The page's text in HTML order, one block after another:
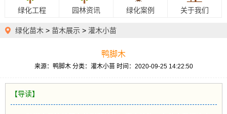
绿化工程 园林资讯 绿化案例 关于我们
绿化苗木 > 苗木展示 > 灌木小苗
鸭脚木
来源：鸭脚木 分类：灌木小苗 时间：2020-09-25 14:22:50
【导读】